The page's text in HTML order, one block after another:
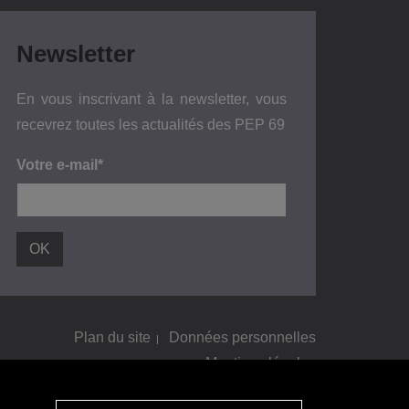
Newsletter
En vous inscrivant à la newsletter, vous
recevrez toutes les actualités des PEP 69
Votre e-mail*
Plan du site
Données personnelles
Mentions légales